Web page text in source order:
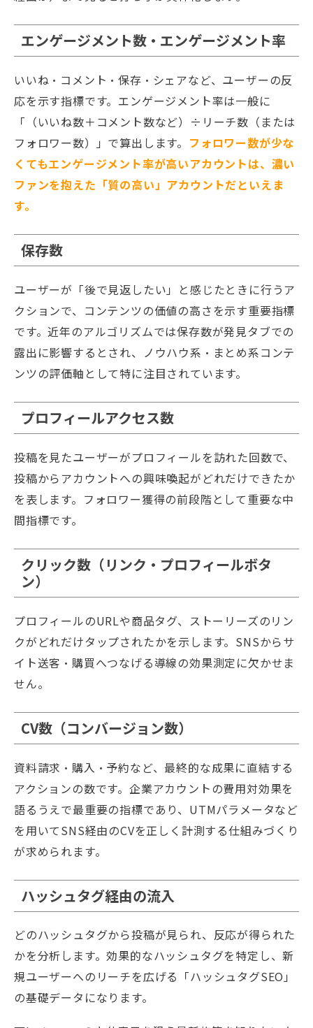
エンゲージメント数・エンゲージメント率
いいね・コメント・保存・シェアなど、ユーザーの反
応を示す指標です。エンゲージメント率は一般に
「（いいね数＋コメント数など）÷リーチ数（または
フォロワー数）」で算出します。 フォロワー数が少な
くてもエンゲージメント率が高いアカウントは、濃い
ファンを抱えた「質の高い」アカウントだといえま
す。
保存数
ユーザーが「後で見返したい」と感じたときに行うア
クションで、コンテンツの価値の高さを示す重要指標
です。近年のアルゴリズムでは保存数が発見タブでの
露出に影響するとされ、ノウハウ系・まとめ系コンテ
ンツの評価軸として特に注目されています。
プロフィールアクセス数
投稿を見たユーザーがプロフィールを訪れた回数で、
投稿からアカウントへの興味喚起がどれだけできたか
を表します。フォロワー獲得の前段階として重要な中
間指標です。
クリック数（リンク・プロフィールボタ
ン）
プロフィールのURLや商品タグ、ストーリーズのリン
クがどれだけタップされたかを示します。SNSからサ
イト送客・購買へつなげる導線の効果測定に欠かせま
せん。
CV数（コンバージョン数）
資料請求・購入・予約など、最終的な成果に直結する
アクションの数です。企業アカウントの費用対効果を
語るうえで最重要の指標であり、UTMパラメータなど
を用いてSNS経由のCVを正しく計測する仕組みづくり
が求められます。
ハッシュタグ経由の流入
どのハッシュタグから投稿が見られ、反応が得られた
かを分析します。効果的なハッシュタグを特定し、新
規ユーザーへのリーチを広げる「ハッシュタグSEO」
の基礎データになります。